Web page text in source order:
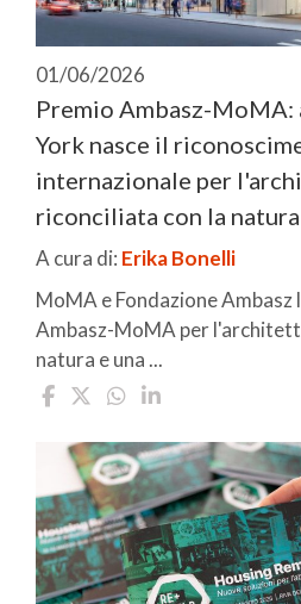
01/06/2026
Premio Ambasz-
York nasce il
internazionale per
riconciliata con la natura
A cura di: Erika Bonelli
MoMA e Fondazione Ambasz
Ambasz-MoMA per
natura e una ...